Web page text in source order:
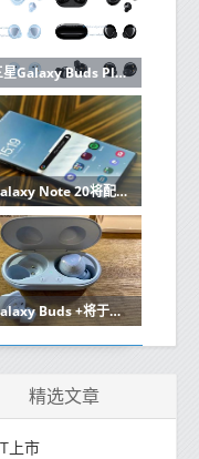
新的三星Galaxy Buds Plus渲染器展示了更多的颜色变化
三星Galaxy Note 20将配备微调120Hz显示屏
三星Galaxy Buds +将于发布前几天获得IMDA认证
精选文章
上市